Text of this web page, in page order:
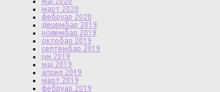
март 2020
фебруар 2020
децембар 2019
новембар 2019
октобар 2019
септембар 2019
јун 2019
мај 2019
април 2019
март 2019
фебруар 2019